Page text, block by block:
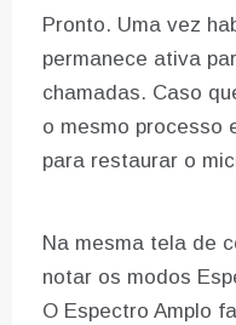
Pronto. Uma vez
permanece ativa
chamadas. Caso
o mesmo processo
para restaurar o
Na mesma tela de
notar os modos
O Espectro Amplo